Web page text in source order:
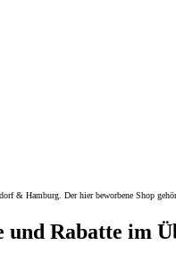
& Hamburg. Der hier beworbene Shop
Rabatte im